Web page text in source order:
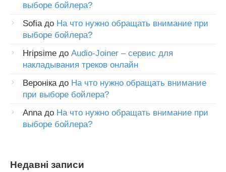
выборе бойлера?
Sofiaдо На что нужно обращать внимание при
выборе бойлера?
Hripsime до Audio-Joiner – сервис для
накладывания треков онлайн
Веронікадо На что нужно обращать внимание
при выборе бойлера?
Annaдо На что нужно обращать внимание при
выборе бойлера?
Недавні записи